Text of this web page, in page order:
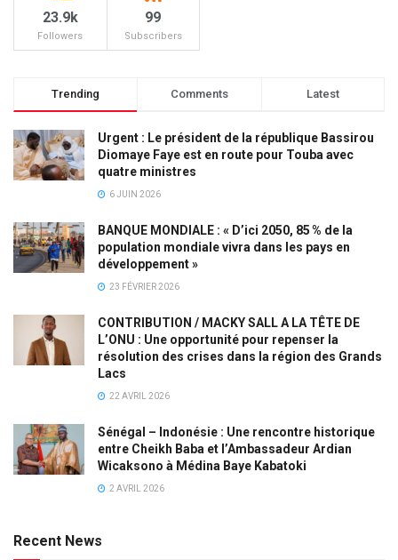
23.9k
Followers
99
Subscribers
Trending Comments Latest
Urgent : Le président de la république Bassirou
Diomaye Faye est en route pour Touba avec
quatre ministres
6 JUIN 2026
BANQUE MONDIALE : « D’ici 2050, 85 % de la
population mondiale vivra dans les pays en
développement »
23 FÉVRIER 2026
CONTRIBUTION / MACKY SALL A LA TÊTE DE
L’ONU : Une opportunité pour repenser la
résolution des crises dans la région des Grands
Lacs
22 AVRIL 2026
Sénégal – Indonésie : Une rencontre historique
entre Cheikh Baba et l’Ambassadeur Ardian
Wicaksono à Médina Baye Kabatoki
2 AVRIL 2026
Recent News